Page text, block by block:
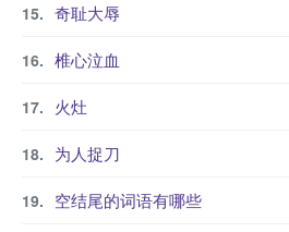
奇耻大辱
椎心泣血
火灶
为人捉刀
空结尾的词语有哪些